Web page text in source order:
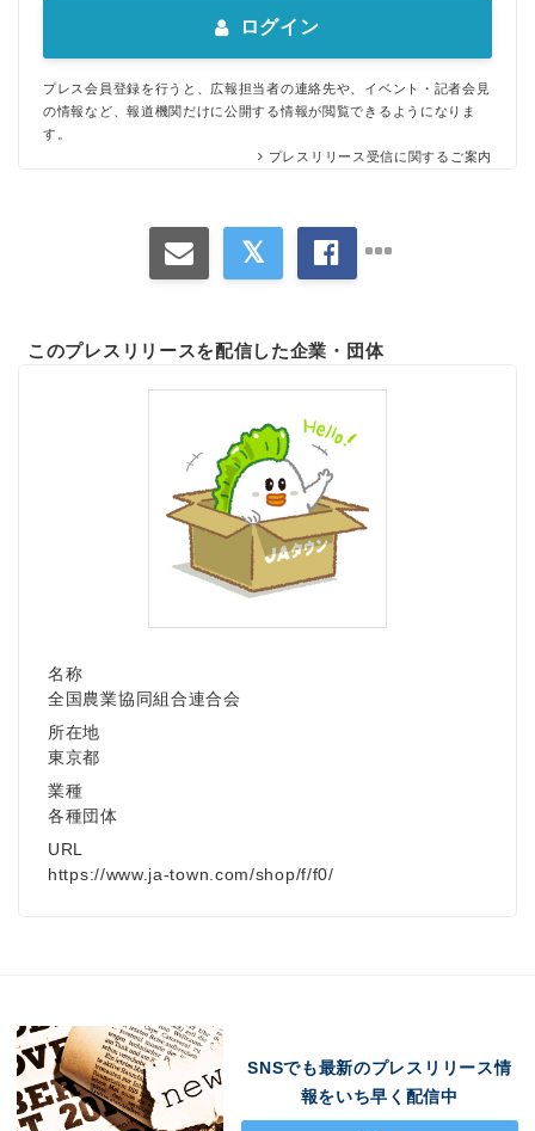
ログイン
プレス会員登録を行うと、広報担当者の連絡先や、イベント・記者会見
の情報など、報道機関だけに公開する情報が閲覧できるようになりま
す。
プレスリリース受信に関するご案内
このプレスリリースを配信した企業・団体
名称
全国農業協同組合連合会
所在地
東京都
業種
各種団体
URL
https://www.ja-town.com/shop/f/f0/
SNSでも最新のプレスリリース情
報をいち早く配信中